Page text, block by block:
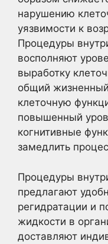
нарушению
уязвимости к
Процедуры
восполняют
выработку
общий
клеточную
повышенный
когнитивные
замедлить
Процедуры
предлагают
регидратации и
жидкости в
доставляют